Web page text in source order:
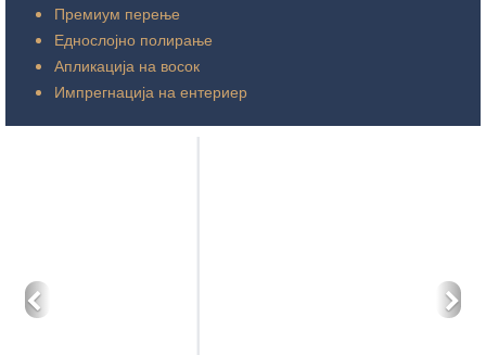
Премиум перење
Еднослојно полирање
Апликација на восок
Импрегнација на ентериер
Претходно